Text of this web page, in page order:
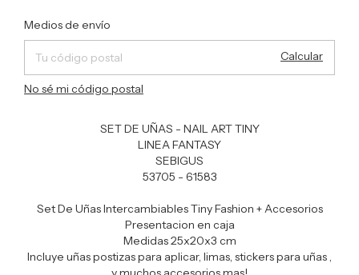
Entregas para el CP:
Medios de envío
Calcular
No sé mi código postal
SET DE UÑAS - NAIL ART TINY
LINEA FANTASY
SEBIGUS
53705 - 61583
Set De Uñas Intercambiables Tiny Fashion + Accesorios
Presentacion en caja
Medidas 25x20x3 cm
Incluye uñas postizas para aplicar, limas, stickers para uñas ,